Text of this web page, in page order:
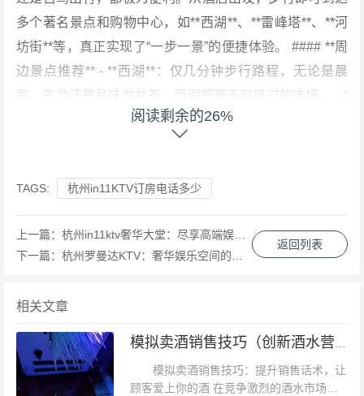
多个著名景点和购物中心，如**西湖**、**雷峰塔**、**河
坊街**等，真正实现了“一步一景”的便捷体验。 #### **周
边景点推荐** - **西湖**：仅几分钟步行路程，无论是晨
跑、夜游还是品味龙井茶，西湖都是不可错过的选择。 - *
*雷峰塔**：作为《白蛇传》的标志性地点，雷峰塔不仅承
里不仅有各式各样的传统小吃，还有丰富的手工艺品和纪
念品店，是体验杭州传统文化的好去处。 #### **交通方式
的多样性** - **公共交通**：杭州大酒店周边有多条公交线
路和地铁站点，如地铁1号线“龙翔桥”站，距离酒店仅数百
有地下停车场，提供充足的停车位，方便自驾游客。 - **
出租车/网约车**：无论是从机场还是火车站，只需简单告
知目的地为“杭州大酒店”，即可轻松抵达。 #### **酒店设
施与服务** 杭州大酒店不仅地理位置优越，其内部设施和
阅读剩余的26%
TAGS: 杭州in11KTV订房电话多少
返回列表
上一篇： 杭州in11ktv奢华大堂：尽享高端娱乐新体验
下一篇： 杭州罗曼达KTV：奢华娱乐空间的设计与创意打造
相关文章
模拟卖酒销售技巧：提升销售话术，让
顾客爱上你的酒 在竞争激烈的酒水市场